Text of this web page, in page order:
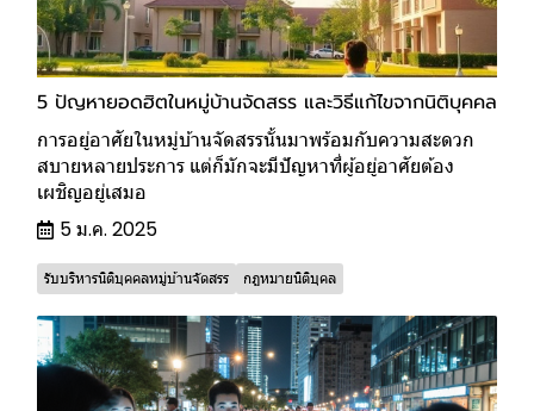
5 ปัญหายอดฮิตในหมู่บ้านจัดสรร และวิธีแก้ไขจากนิติบุคคล
การอยู่อาศัยในหมู่บ้านจัดสรรนั้นมาพร้อมกับความสะดวก
สบายหลายประการ แต่ก็มักจะมีปัญหาที่ผู้อยู่อาศัยต้อง
เผชิญอยู่เสมอ
5 ม.ค. 2025
รับบริหารนิติบุคคลหมู่บ้านจัดสรร กฎหมายนิติบุคล